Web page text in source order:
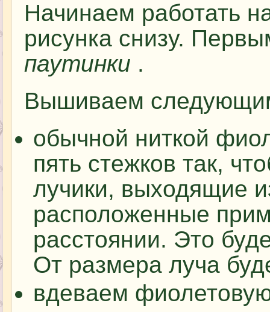
Начинаем работать
рисунка снизу.
паутинки .
Вышиваем
обычной ниткой
пять стежков так,
лучики, выходящие
расположенные
расстоянии. Это
От размера луча
вдеваем